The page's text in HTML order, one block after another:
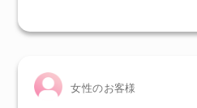
女性のお客様